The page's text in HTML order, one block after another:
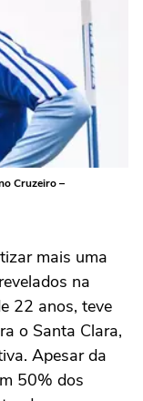
Cruzeiro –
mais uma
na
22 anos, teve
o Santa Clara,
Apesar da
50% dos